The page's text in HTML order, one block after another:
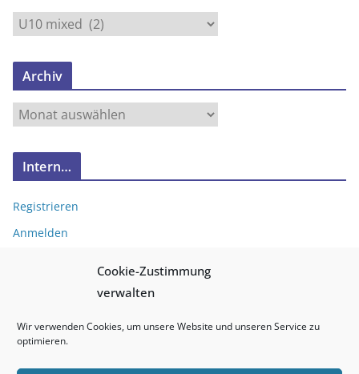
Cookie-Zustimmung
verwalten
Wir verwenden Cookies, um unsere Website und unseren Service zu
optimieren.
N
e
u
s
…
Archiv
r
c
v
Intern…
Registrieren
Anmelden